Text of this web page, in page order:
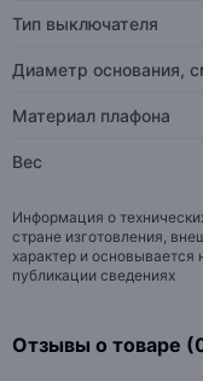
Тип выключателя
Диаметр основания,
Материал плафона
Вес
Информация о
стране изготовления,
характер и основывается
публикации сведениях
Отзывы о товаре